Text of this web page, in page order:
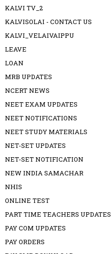
KALVI TV_2
KALVISOLAI - CONTACT US
KALVI_VELAIVAIPPU
LEAVE
LOAN
MRB UPDATES
NCERT NEWS
NEET EXAM UPDATES
NEET NOTIFICATIONS
NEET STUDY MATERIALS
NET-SET UPDATES
NET-SET NOTIFICATION
NEW INDIA SAMACHAR
NHIS
ONLINE TEST
PART TIME TEACHERS UPDATES
PAY COM UPDATES
PAY ORDERS